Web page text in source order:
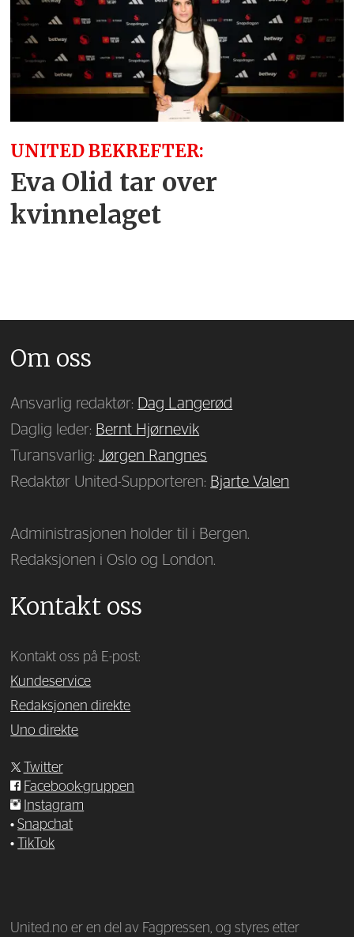
UNITED BEKREFTER:
Eva Olid tar over
kvinnelaget
Om oss
Ansvarlig redaktør: Dag Langerød
Daglig leder: Bernt Hjørnevik
Turansvarlig:Jørgen Rangnes
Redaktør United-Supporteren: Bjarte Valen
Administrasjonen holder til i Bergen.
Redaksjonen i Oslo og London.
Kontakt oss
Kontakt oss på E-post:
Kundeservice
Redaksjonen direkte
Uno direkte
Twitter
Facebook-gruppen
Instagram
•Snapchat
•
TikTok
United.no er en del av Fagpressen, og styres etter